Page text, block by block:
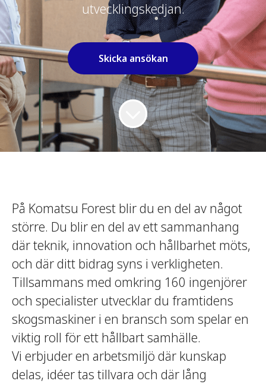
utvecklingskedjan.
Skicka ansökan
På Komatsu Forest blir du en del av något
större. Du blir en del av ett sammanhang
där teknik, innovation och hållbarhet möts,
och där ditt bidrag syns i verkligheten.
Tillsammans med omkring 160 ingenjörer
och specialister utvecklar du framtidens
skogsmaskiner i en bransch som spelar en
viktig roll för ett hållbart samhälle.
Vi erbjuder en arbetsmiljö där kunskap
delas, idéer tas tillvara och där lång